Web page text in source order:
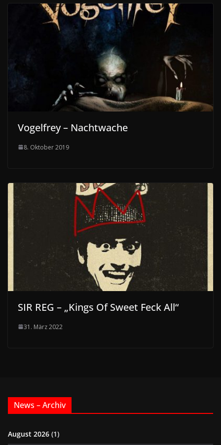
Vogelfrey – Nachtwache
8. Oktober 2019
SIR REG – „Kings Of Sweet Feck All“
31. März 2022
News – Archiv
August 2026 (1)